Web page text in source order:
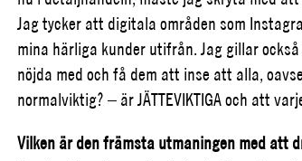
Jag tycker att digitala områden som
mina härliga kunder utifrån. Jag gillar
nöjda med och få dem att inse att alla,
normalviktig? – är JÄTTEVIKTIGA och att
Vilken är den främsta utmaningen med att